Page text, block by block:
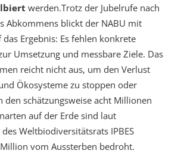
werden.Trotz der Jubelrufe nach
Abkommens blickt der NABU mit
Ergebnis: Es fehlen konkrete
Umsetzung und messbare Ziele. Das
reicht nicht aus, um den Verlust
Ökosysteme zu stoppen oder
den schätzungsweise acht Millionen
auf der Erde sind laut
Weltbiodiversitätsrats IPBES
vom Aussterben bedroht.